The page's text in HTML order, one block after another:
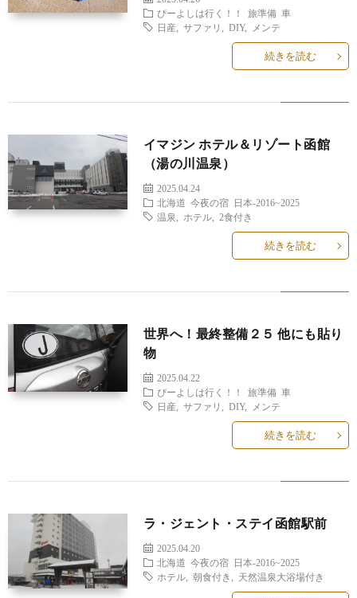
ぴーよしは行く！！
旅準備 車
日産, サファリ DIY, メンテ
続きを読む
イマジン ホテル＆リゾート函館
（湯の川温泉）
2025.04.24
北海道 今夜の宿
日本-2016~2025
温泉
ホテル, 2食付き
続きを読む
世界へ！最終整備２５ 他にも貼り
物
2025.04.22
ぴーよしは行く！！
旅準備 車
日産, サファリ DIY, メンテ
続きを読む
ラ・ジェント・ステイ函館駅前
2025.04.20
北海道 今夜の宿
日本-2016~2025
ホテル, 朝食付き 天然温泉大浴場付き